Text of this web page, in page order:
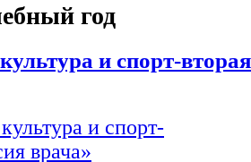
год
и спорт-